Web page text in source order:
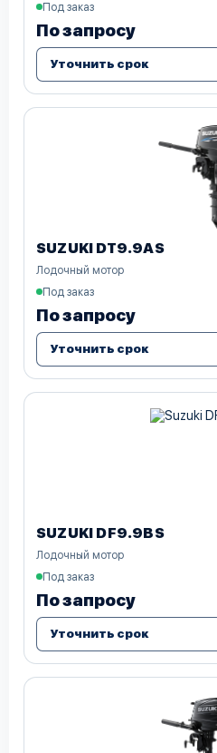
Под заказ
По запросу
Уточнить срок
SUZUKI DT9.9AS
Лодочный мотор
Под заказ
По запросу
Уточнить срок
SUZUKI DF9.9BS
Лодочный мотор
Под заказ
По запросу
Уточнить срок